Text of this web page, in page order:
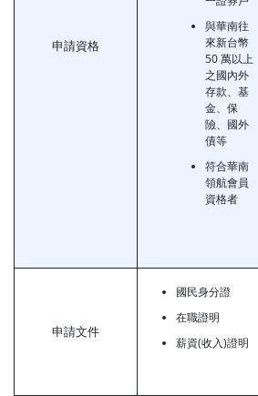
申請資格
與華南往
來新台幣
50 萬以上
之國內外
存款、基
金、保
險、國外
債等
符合華南
領航會員
資格者
申請文件
國民身分證
在職證明
薪資(收入)證明